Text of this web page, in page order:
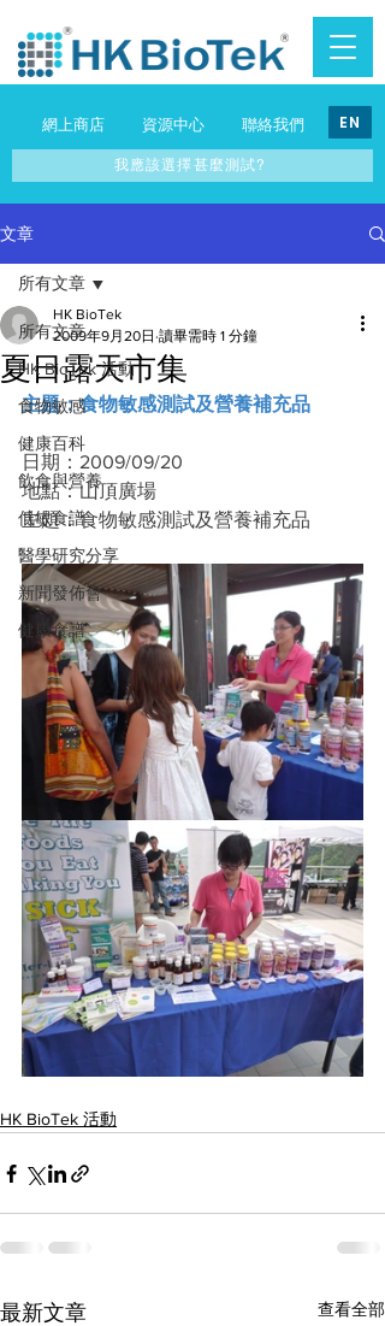
網上商店 資源中心 聯絡我們 EN
我應該選擇甚麼測試?
文章
所有文章
HK BioTek 活動
食物敏感
健康百科
飲食與營養
低敏食譜
醫學研究分享
新聞發佈會
健康食譜
所有文章
夏日露天市集
HK BioTek
2009年9月20日 讀畢需時 1 分鐘
主題：食物敏感測試及營養補充品
日期：2009/09/20
地點：山頂廣場
主題：食物敏感測試及營養補充品
HK BioTek 活動
最新文章 查看全部